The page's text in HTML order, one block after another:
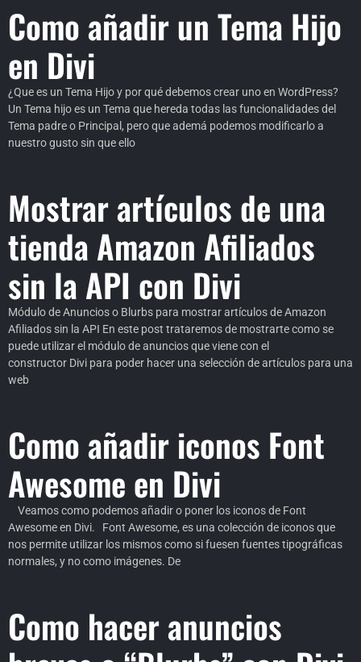
Como añadir un Tema Hijo
en Divi
¿Que es un Tema Hijo y por qué debemos crear uno en WordPress?
Un Tema hijo es un Tema que hereda todas las funcionalidades del
Tema padre o Principal, pero que ademá podemos modificarlo a
nuestro gusto sin que ello
Mostrar artículos de una
tienda Amazon Afiliados
sin la API con Divi
Módulo de Anuncios o Blurbs para mostrar artículos de Amazon
Afiliados sin la API En este post trataremos de mostrarte como se
puede utilizar el módulo de anuncios que viene con el
constructor Divi para poder hacer una selección de artículos para una
web
Como añadir iconos Font
Awesome en Divi
Veamos como podemos añadir o poner los iconos de Font
Awesome en Divi. Font Awesome, es una colección de iconos que
nos permite utilizar los mismos como si fuesen fuentes tipográficas
normales, y no como imágenes. De
Como hacer anuncios